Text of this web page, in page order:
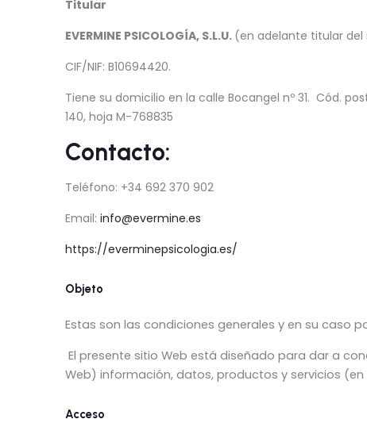
Titular
EVERMINE PSICOLOGÍA, S.L.U. (en adelante titular del
CIF/NIF: B10694420.
Tiene su domicilio en la calle Bocangel nº 31. Cód.
140, hoja M-768835
Contacto:
Teléfono: +34 692 370 902
Email: info@evermine.es
https://everminepsicologia.es/
Objeto
Estas son las condiciones generales y en su caso
El presente sitio Web está diseñado para dar a
Web) información, datos, productos y servicios
Acceso